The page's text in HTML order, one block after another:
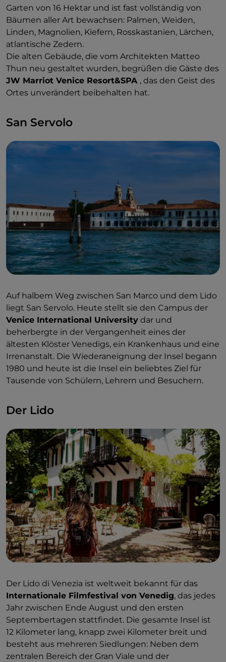
Garten von 16 Hektar und ist fast vollständig von
Bäumen aller Art bewachsen: Palmen, Weiden,
Linden, Magnolien, Kiefern, Rosskastanien, Lärchen,
atlantische Zedern.
Die alten Gebäude, die vom Architekten Matteo
Thun neu gestaltet wurden, begrüßen die Gäste des
JW Marriot Venice Resort&SPA , das den Geist des
Ortes unverändert beibehalten hat.
San Servolo
Auf halbem Weg zwischen San Marco und dem Lido
liegt San Servolo. Heute stellt sie den Campus der
Venice International University dar und
beherbergte in der Vergangenheit eines der
ältesten Klöster Venedigs, ein Krankenhaus und eine
Irrenanstalt. Die Wiederaneignung der Insel begann
1980 und heute ist die Insel ein beliebtes Ziel für
Tausende von Schülern, Lehrern und Besuchern.
Der Lido
Der Lido di Venezia ist weltweit bekannt für das
Internationale Filmfestival von Venedig, das jedes
Jahr zwischen Ende August und den ersten
Septembertagen stattfindet. Die gesamte Insel ist
12 Kilometer lang, knapp zwei Kilometer breit und
besteht aus mehreren Siedlungen: Neben dem
zentralen Bereich der Gran Viale und der